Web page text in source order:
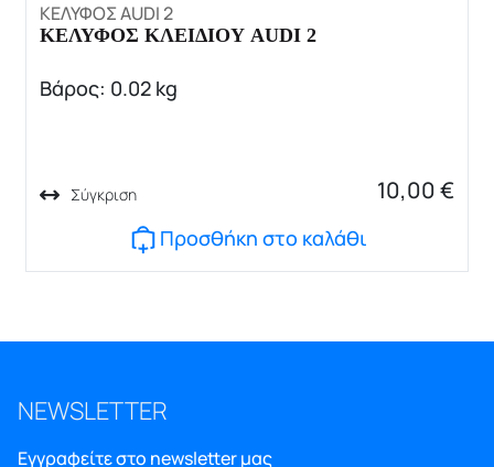
ΚΕΛΥΦΟΣ AUDI 2
ΚΕΛΥΦΟΣ ΚΛΕΙΔΙΟΥ AUDI 2
Βάρος: 0.02 kg
Σύγκριση 10,00€
Προσθήκη στο καλάθι
NEWSLETTER
Εγγραφείτε στο newsletter μας